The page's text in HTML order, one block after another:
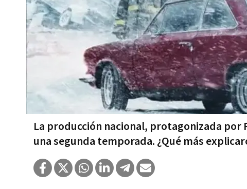
La producción nacional, protagonizada
una segunda temporada. ¿Qué más